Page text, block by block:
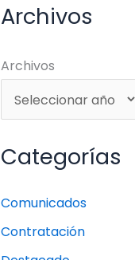
Archivos
Archivos
Categorías
Comunicados
Contratación